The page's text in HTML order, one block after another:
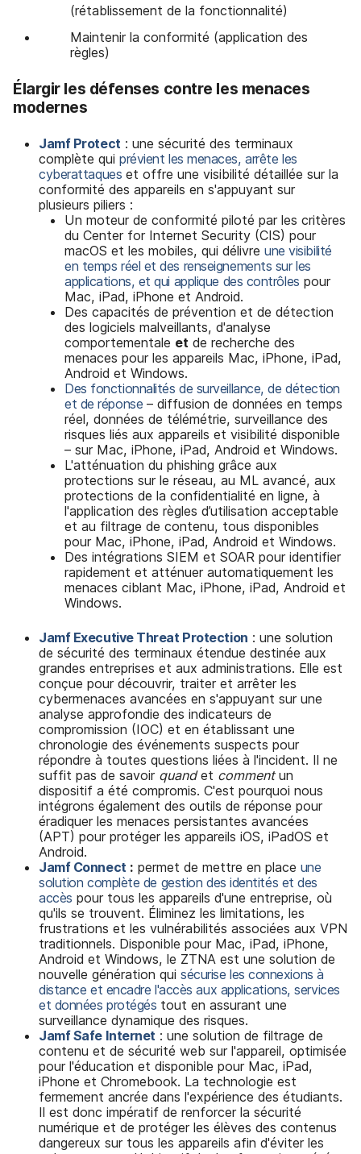
(rétablissement de la fonctionnalité)
Maintenir la conformité (application des
règles)
Élargir les défenses contre les menaces
modernes
Jamf Protect : une sécurité des terminaux
complète qui prévient les menaces, arrête les
cyberattaques et offre une visibilité détaillée sur la
conformité des appareils en s'appuyant sur
plusieurs piliers :
Un moteur de conformité piloté par les critères
du Center for Internet Security (CIS) pour
macOS et les mobiles, qui délivre une visibilité
en temps réel et des renseignements sur les
applications, et qui applique des contrôles pour
Mac, iPad, iPhone et Android.
Des capacités de prévention et de détection
des logiciels malveillants, d'analyse
comportementale et de recherche des
menaces pour les appareils Mac, iPhone, iPad,
Android et Windows.
Des fonctionnalités de surveillance, de détection
et de réponse – diffusion de données en temps
réel, données de télémétrie, surveillance des
risques liés aux appareils et visibilité disponible
– sur Mac, iPhone, iPad, Android et Windows.
L'atténuation du phishing grâce aux
protections sur le réseau, au ML avancé, aux
protections de la confidentialité en ligne, à
l'application des règles d’utilisation acceptable
et au filtrage de contenu, tous disponibles
pour Mac, iPhone, iPad, Android et Windows.
Des intégrations SIEM et SOAR pour identifier
rapidement et atténuer automatiquement les
menaces ciblant Mac, iPhone, iPad, Android et
Windows.
Jamf Executive Threat Protection : une solution
de sécurité des terminaux étendue destinée aux
grandes entreprises et aux administrations. Elle est
conçue pour découvrir, traiter et arrêter les
cybermenaces avancées en s'appuyant sur une
analyse approfondie des indicateurs de
compromission (IOC) et en établissant une
chronologie des événements suspects pour
répondre à toutes questions liées à l'incident. Il ne
suffit pas de savoir quandet commentun
dispositif a été compromis. C'est pourquoi nous
intégrons également des outils de réponse pour
éradiquer les menaces persistantes avancées
(APT) pour protéger les appareils iOS, iPadOS et
Android.
Jamf Connect : permet de mettre en place une
solution complète de gestion des identités et des
accès pour tous les appareils d'une entreprise, où
qu'ils se trouvent. Éliminez les limitations, les
frustrations et les vulnérabilités associées aux VPN
traditionnels. Disponible pour Mac, iPad, iPhone,
Android et Windows, le ZTNA est une solution de
nouvelle génération qui sécurise les connexions à
distance et encadre l'accès aux applications, services
et données protégés tout en assurant une
surveillance dynamique des risques.
Jamf Safe Internet : une solution de filtrage de
contenu et de sécurité web sur l'appareil, optimisée
pour l'éducation et disponible pour Mac, iPad,
iPhone et Chromebook. La technologie est
fermement ancrée dans l'expérience des étudiants.
Il est donc impératif de renforcer la sécurité
numérique et de protéger les élèves des contenus
dangereux sur tous les appareils afin d'éviter les